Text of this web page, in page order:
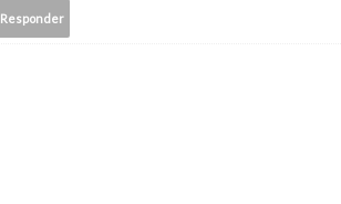
Responder